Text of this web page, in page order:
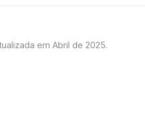
em Abril de 2025.